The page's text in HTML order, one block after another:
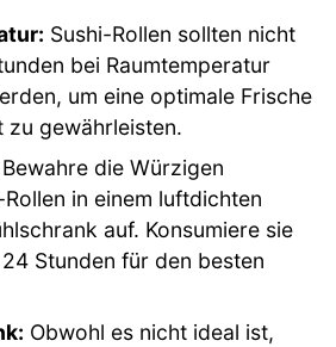
Sushi-Rollen sollten nicht
bei Raumtemperatur
um eine optimale Frische
zu gewährleisten.
Bewahre die Würzigen
in einem luftdichten
auf. Konsumiere sie
Stunden für den besten
Obwohl es nicht ideal ist,